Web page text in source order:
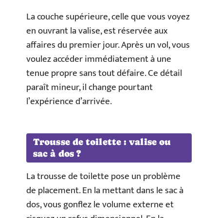
La couche supérieure, celle que vous voyez
en ouvrant la valise, est réservée aux
affaires du premier jour. Après un vol, vous
voulez accéder immédiatement à une
tenue propre sans tout défaire. Ce détail
paraît mineur, il change pourtant
l’expérience d’arrivée.
Trousse de toilette : valise ou
sac à dos ?
La trousse de toilette pose un problème
de placement. En la mettant dans le sac à
dos, vous gonflez le volume externe et